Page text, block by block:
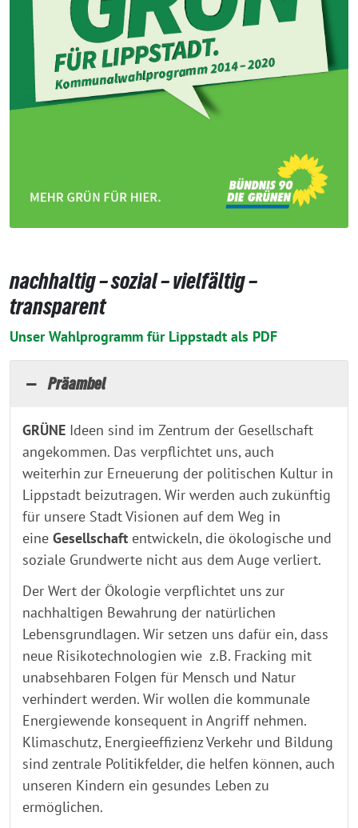
nachhaltig – sozial – vielfältig –
transparent
Unser Wahlprogramm für Lippstadt als PDF
Präambel
GRÜNE Ideen sind im Zentrum der Gesellschaft
angekommen. Das verpflichtet uns, auch
weiterhin zur Erneuerung der politischen Kultur in
Lippstadt beizutragen. Wir werden auch zukünftig
für unsere Stadt Visionen auf dem Weg in
eine Gesellschaft entwickeln, die ökologische und
soziale Grundwerte nicht aus dem Auge verliert.
Der Wert der Ökologie verpflichtet uns zur
nachhaltigen Bewahrung der natürlichen
Lebensgrundlagen. Wir setzen uns dafür ein, dass
neue Risikotechnologien wie z.B. Fracking mit
unabsehbaren Folgen für Mensch und Natur
verhindert werden. Wir wollen die kommunale
Energiewende konsequent in Angriff nehmen.
Klimaschutz, Energieeffizienz Verkehr und Bildung
sind zentrale Politikfelder, die helfen können, auch
unseren Kindern ein gesundes Leben zu
ermöglichen.